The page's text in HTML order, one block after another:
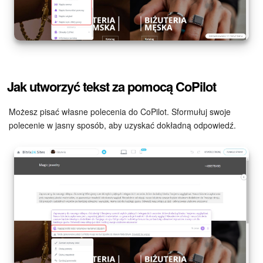
Jak utworzyć tekst za pomocą CoPilot
Możesz pisać własne polecenia do CoPilot. Sformułuj swoje
polecenie w jasny sposób, aby uzyskać dokładną odpowiedź.